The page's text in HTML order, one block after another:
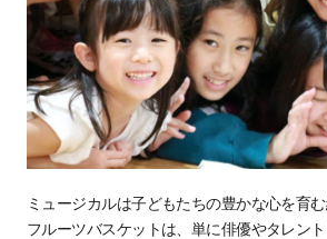
ミュージカルは⼦どもたちの豊かな⼼を育
フルーツバスケットは、単に俳優やタレン